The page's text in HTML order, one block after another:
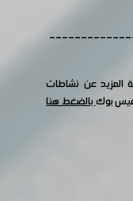
المزيد عن نشاطات
بوكبالضغط هنا